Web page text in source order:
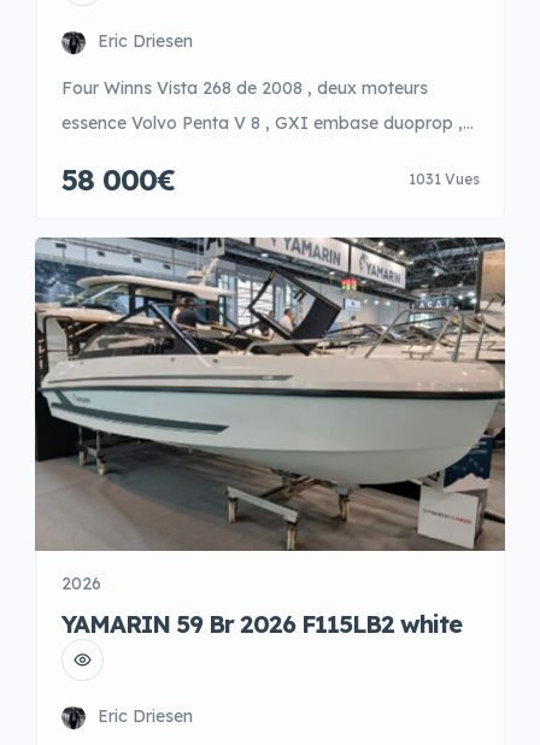
Eric Driesen
Four Winns Vista 268 de 2008 , deux moteurs
essence Volvo Penta V 8 , GXI embase duoprop ,
noir , Cabriolet complet neuf de 2025 , avec TV,
d’embases neufs, Intérieur état neuf , TV , Radio ,
phare chercheur,VHF, […]
58 000€ 1031 Vues
2026
YAMARIN 59 Br 2026 F115LB2 white
Eric Driesen